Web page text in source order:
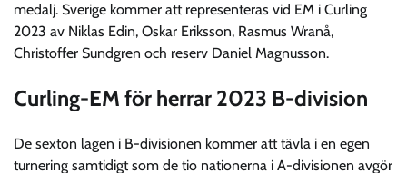
medalj. Sverige kommer att representeras vid EM i Curling
2023 av Niklas Edin, Oskar Eriksson, Rasmus Wranå,
Christoffer Sundgren och reserv Daniel Magnusson.
Curling-EM för herrar 2023 B-division
De sexton lagen i B-divisionen kommer att tävla i en egen
turnering samtidigt som de tio nationerna i A-divisionen avgör